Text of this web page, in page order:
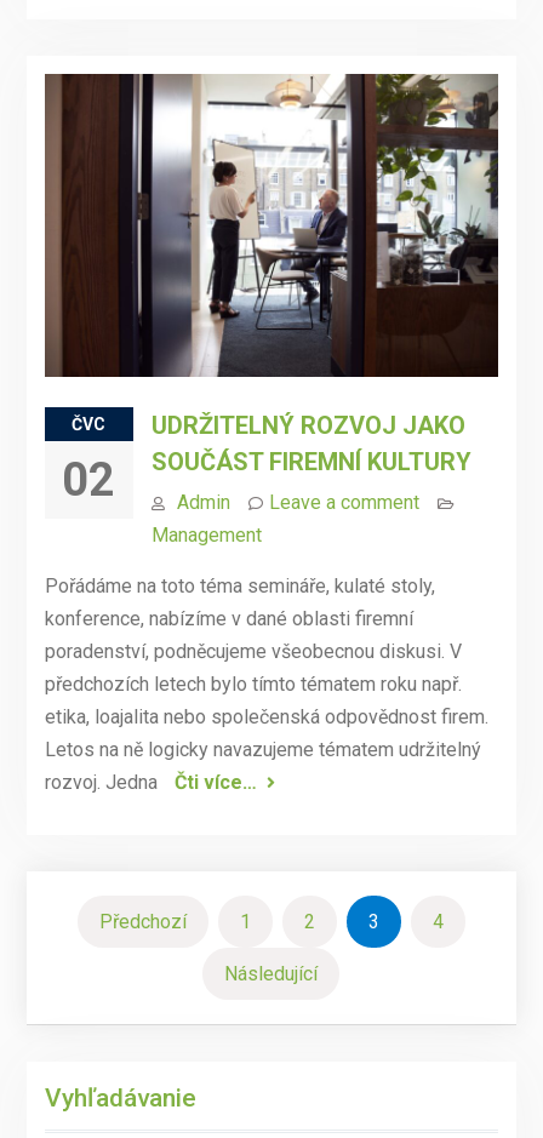
ČVC
02
UDRŽITELNÝ ROZVOJ JAKO
SOUČÁST FIREMNÍ KULTURY
Admin
Leave a comment
Management
Pořádáme na toto téma semináře, kulaté stoly,
konference, nabízíme v dané oblasti firemní
poradenství, podněcujeme všeobecnou diskusi. V
předchozích letech bylo tímto tématem roku např.
etika, loajalita nebo společenská odpovědnost firem.
Letos na ně logicky navazujeme tématem udržitelný
rozvoj. Jedna
Čti více…
Navigace
Předchozí 1 2 3 4
Následující
Vyhľadávanie